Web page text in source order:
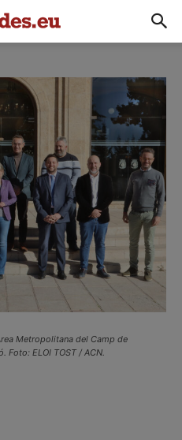
Metropolitana del Camp de
Foto: ELOI TOST / ACN.